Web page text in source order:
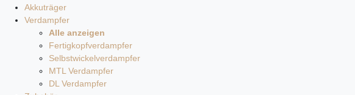
Akkuträger
Verdampfer
Alle anzeigen
Fertigkopfverdampfer
Selbstwickelverdampfer
MTL Verdampfer
DL Verdampfer